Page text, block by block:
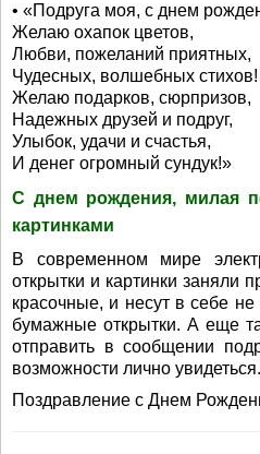
• «Подруга моя, с днем
Желаю охапок цветов,
Любви, пожеланий приятных,
Чудесных, волшебных стихов!
Желаю подарков, сюрпризов,
Надежных друзей и подруг,
Улыбок, удачи и счастья,
И денег огромный сундук!»
С днем рождения, милая
картинками
В современном мире
открытки и картинки заняли
красочные, и несут в себе
бумажные открытки. А еще
отправить в сообщении
возможности лично увидеться.
Поздравление с Днем